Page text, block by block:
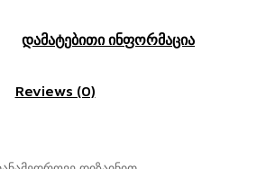
დამატებითი ინფორმაცია
Reviews (0)